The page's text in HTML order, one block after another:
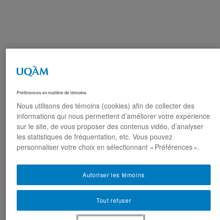
Faculté des arts Muséologie - Cycles
supérieurs
MuséologieCycles
Muséologie
secrétariat : R-
Préférences en matière de témoins
Nous utilisons des témoins (cookies) afin de collecter des
informations qui nous permettent d’améliorer votre expérience
sur le site, de vous proposer des contenus vidéo, d’analyser
les statistiques de fréquentation, etc. Vous pouvez
personnaliser votre choix en sélectionnant « Préférences ».
Tout refuser
Autoriser les témoins